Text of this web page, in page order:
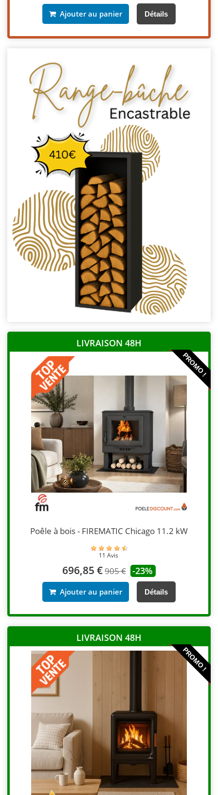
Ajouter au panier Détails
LIVRAISON 48H
PROMO !
Poêle à bois - FIREMATIC Chicago 11.2 kW
11 Avis
696,85 €905 € -23%
Ajouter au panier Détails
LIVRAISON 48H
PROMO !